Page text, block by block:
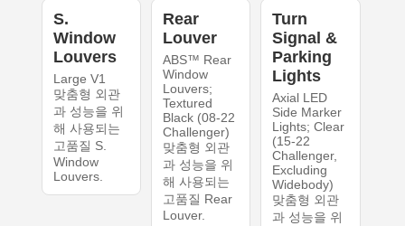
S.
Window
Louvers
Large V1
맞춤형 외관
과 성능을 위
해 사용되는
고품질 S.
Window
Louvers.
Rear
Louver
ABS™ Rear
Window
Louvers;
Textured
Black (08-22
Challenger)
맞춤형 외관
과 성능을 위
해 사용되는
고품질 Rear
Louver.
Turn
Signal &
Parking
Lights
Axial LED
Side Marker
Lights; Clear
(15-22
Challenger,
Excluding
Widebody)
맞춤형 외관
과 성능을 위